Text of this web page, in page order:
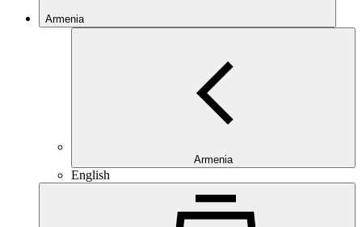
Armenia
Armenia
English